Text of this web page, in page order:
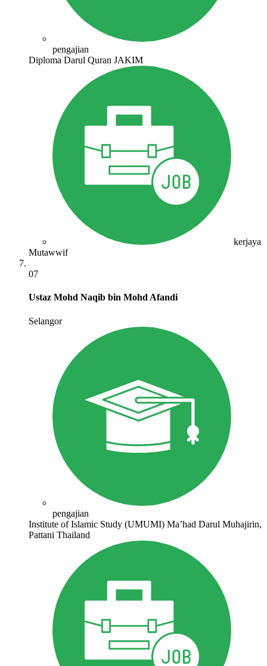
pengajian
Diploma Darul Quran JAKIM
kerjaya
Mutawwif
07
Ustaz Mohd Naqib bin Mohd Afandi
Selangor
pengajian
Institute of Islamic Study (UMUMI) Ma’had Darul Muhajirin,
Pattani Thailand